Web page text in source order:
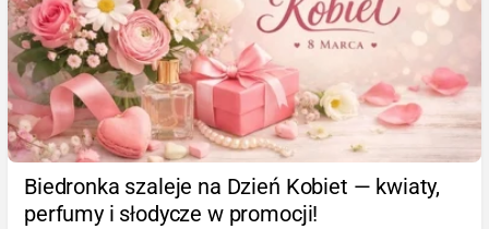
Biedronka szaleje na Dzień Kobiet — kwiaty,
perfumy i słodycze w promocji!